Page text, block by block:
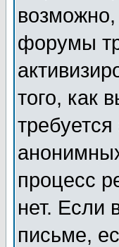
возможно,
форумы
того, как
процесс
нет. Если
письме,